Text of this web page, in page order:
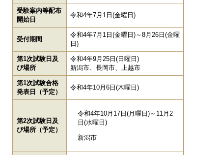
受験案内等配布
開始日
令和4年7月1日(金曜日)
受付期間
令和4年7月1日(金曜日)～8月26日(金曜
日)
第1次試験日及
び場所
令和4年9月25日(日曜日)
新潟市、長岡市、上越市
第1次試験合格
発表日（予定）
令和4年10月6日(木曜日)
第2次試験日及
び場所（予定）
令和4年10月17日(月曜日)～11月2
日(水曜日)
新潟市